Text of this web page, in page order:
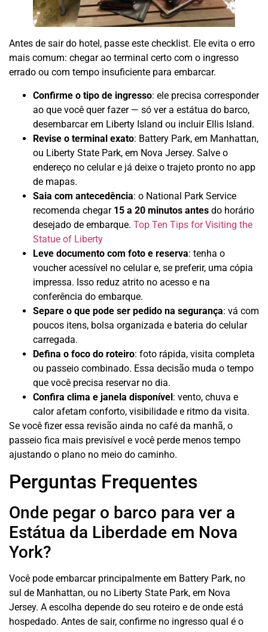
Antes de sair do hotel, passe este checklist. Ele evita o erro
mais comum: chegar ao terminal certo com o ingresso
errado ou com tempo insuficiente para embarcar.
Confirme o tipo de ingresso: ele precisa corresponder
ao que você quer fazer — só ver a estátua do barco,
desembarcar em Liberty Island ou incluir Ellis Island.
Revise o terminal exato: Battery Park, em Manhattan,
ou Liberty State Park, em Nova Jersey. Salve o
endereço no celular e já deixe o trajeto pronto no app
de mapas.
Saia com antecedência: o National Park Service
recomenda chegar 15 a 20 minutos antes do horário
desejado de embarque. Top Ten Tips for Visiting the
Statue of Liberty
Leve documento com foto e reserva: tenha o
voucher acessível no celular e, se preferir, uma cópia
impressa. Isso reduz atrito no acesso e na
conferência do embarque.
Separe o que pode ser pedido na segurança: vá com
poucos itens, bolsa organizada e bateria do celular
carregada.
Defina o foco do roteiro: foto rápida, visita completa
ou passeio combinado. Essa decisão muda o tempo
que você precisa reservar no dia.
Confira clima e janela disponível: vento, chuva e
calor afetam conforto, visibilidade e ritmo da visita.
Se você fizer essa revisão ainda no café da manhã, o
passeio fica mais previsível e você perde menos tempo
ajustando o plano no meio do caminho.
Perguntas Frequentes
Onde pegar o barco para ver a
Estátua da Liberdade em Nova
York?
Você pode embarcar principalmente em Battery Park, no
sul de Manhattan, ou no Liberty State Park, em Nova
Jersey. A escolha depende do seu roteiro e de onde está
hospedado. Antes de sair, confirme no ingresso qual é o